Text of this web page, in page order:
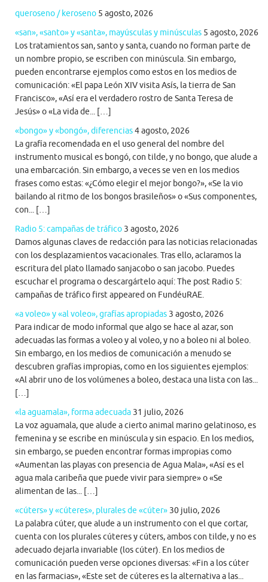
queroseno / keroseno 5 agosto, 2026
«san», «santo» y «santa», mayúsculas y minúsculas 5 agosto, 2026
Los tratamientos san, santo y santa, cuando no forman parte de
un nombre propio, se escriben con minúscula. Sin embargo,
pueden encontrarse ejemplos como estos en los medios de
comunicación: «El papa León XIV visita Asís, la tierra de San
Francisco», «Así era el verdadero rostro de Santa Teresa de
Jesús» o «La vida de... […]
«bongo» y «bongó», diferencias4 agosto, 2026
La grafía recomendada en el uso general del nombre del
instrumento musical es bongó, con tilde, y no bongo, que alude a
una embarcación. Sin embargo, a veces se ven en los medios
frases como estas: «¿Cómo elegir el mejor bongo?», «Se la vio
bailando al ritmo de los bongos brasileños» o «Sus componentes,
con... […]
Radio 5: campañas de tráfico 3 agosto, 2026
Damos algunas claves de redacción para las noticias relacionadas
con los desplazamientos vacacionales. Tras ello, aclaramos la
escritura del plato llamado sanjacobo o san jacobo. Puedes
escuchar el programa o descargártelo aquí: The post Radio 5:
campañas de tráfico first appeared on FundéuRAE.
«a voleo» y «al voleo», grafías apropiadas 3 agosto, 2026
Para indicar de modo informal que algo se hace al azar, son
adecuadas las formas a voleo y al voleo, y no a boleo ni al boleo.
Sin embargo, en los medios de comunicación a menudo se
descubren grafías impropias, como en los siguientes ejemplos:
«Al abrir uno de los volúmenes a boleo, destaca una lista con las...
[…]
«la aguamala», forma adecuada 31 julio, 2026
La voz aguamala, que alude a cierto animal marino gelatinoso, es
femenina y se escribe en minúscula y sin espacio. En los medios,
sin embargo, se pueden encontrar formas impropias como
«Aumentan las playas con presencia de Agua Mala», «Así es el
agua mala caribeña que puede vivir para siempre» o «Se
alimentan de las... […]
«cúters» y «cúteres», plurales de «cúter» 30 julio, 2026
La palabra cúter, que alude a un instrumento con el que cortar,
cuenta con los plurales cúteres y cúters, ambos con tilde, y no es
adecuado dejarla invariable (los cúter). En los medios de
comunicación pueden verse opciones diversas: «Fin a los cúter
en las farmacias», «Este set de cúteres es la alternativa a las...